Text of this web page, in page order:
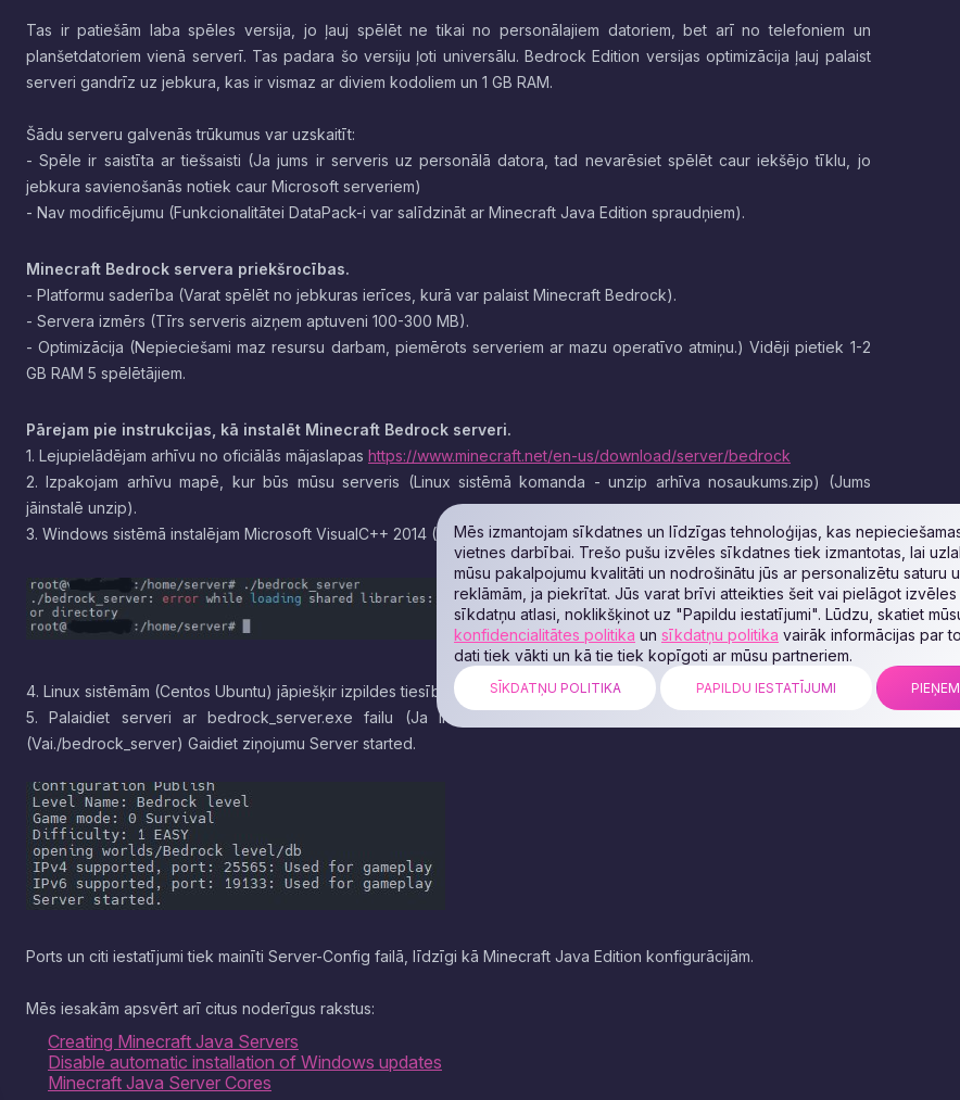
Tas ir patiešām laba spēles versija, jo ļauj spēlēt ne tikai no personālajiem datoriem, bet arī no telefoniem un
planšetdatoriem vienā serverī. Tas padara šo versiju ļoti universālu. Bedrock Edition versijas optimizācija ļauj palaist
serveri gandrīz uz jebkura, kas ir vismaz ar diviem kodoliem un 1 GB RAM.
Šādu serveru galvenās trūkumus var uzskaitīt:
- Spēle ir saistīta ar tiešsaisti (Ja jums ir serveris uz personālā datora, tad nevarēsiet spēlēt caur iekšējo tīklu, jo
jebkura savienošanās notiek caur Microsoft serveriem)
- Nav modificējumu (Funkcionalitātei DataPack-i var salīdzināt ar Minecraft Java Edition spraudņiem).
Minecraft Bedrock servera priekšrocības.
- Platformu saderība (Varat spēlēt no jebkuras ierīces, kurā var palaist Minecraft Bedrock).
- Servera izmērs (Tīrs serveris aizņem aptuveni 100-300 MB).
- Optimizācija (Nepieciešami maz resursu darbam, piemērots serveriem ar mazu operatīvo atmiņu.) Vidēji pietiek 1-2
GB RAM 5 spēlētājiem.
Pārejam pie instrukcijas, kā instalēt Minecraft Bedrock serveri.
1. Lejupielādējam arhīvu no oficiālās mājaslapas https://www.minecraft.net/en-us/download/server/bedrock
2. Izpakojam arhīvu mapē, kur būs mūsu serveris (Linux sistēmā komanda - unzip arhīva nosaukums.zip) (Jums
jāinstalē unzip).
3. Windows sistēmā instalējam Microsoft VisualC++ 2014 (Linux sistēmā instalējam Curl)
4. Linux sistēmām (Centos Ubuntu) jāpiešķir izpildes tiesības ar komandu chmod +x bedrock_server.
5. Palaidiet serveri ar bedrock_server.exe failu (Ja lietojat Linux, tad ar komandu - bash bedrock_server)
(Vai./bedrock_server) Gaidiet ziņojumu Server started.
Ports un citi iestatījumi tiek mainīti Server-Config failā, līdzīgi kā Minecraft Java Edition konfigurācijām.
​​​​​​​Mēs iesakām apsvērt arī citus noderīgus rakstus:
Creating Minecraft Java Servers
Disable automatic installation of Windows updates
Minecraft Java Server Cores
Mēs izmantojam sīkdatnes un līdzīgas tehnoloģijas, kas
vietnes darbībai. Trešo pušu izvēles sīkdatnes tiek izmantotas, lai
mūsu pakalpojumu kvalitāti un nodrošinātu jūs ar personalizētu saturu
reklāmām, ja piekrītat. Jūs varat brīvi atteikties šeit vai pielāgot izvēles
sīkdatņu atlasi, noklikšķinot uz "Papildu iestatījumi". Lūdzu, skatiet
konfidencialitātes politika un sīkdatņu politika vairāk informācijas par
dati tiek vākti un kā tie tiek kopīgoti ar mūsu partneriem.
SĪKDATŅU POLITIKA PAPILDU IESTATĪJUMI